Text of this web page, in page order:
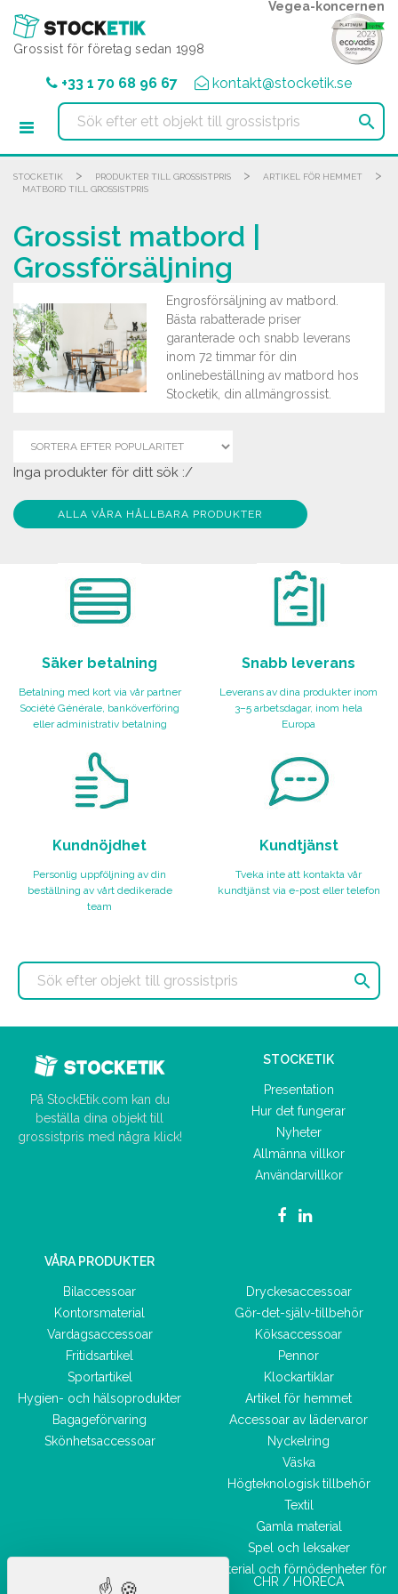
Grossist för företag sedan 1998
Vegea-koncernen
+33 1 70 68 96 67 kontakt@stocketik.se

STOCKETIK > PRODUKTER TILL GROSSISTPRIS > ARTIKEL FÖR HEMMET >
MATBORD TILL GROSSISTPRIS
Grossist matbord |
Grossförsäljning
Engrosförsäljning av matbord.
Bästa rabatterade priser
garanterade och snabb leverans
inom 72 timmar för din
onlinebeställning av matbord hos
Stocketik, din allmängrossist.
Inga produkter för ditt sök :/
ALLA VÅRA HÅLLBARA PRODUKTER
Säker betalning
Betalning med kort via vår partner
Société Générale, banköverföring
eller administrativ betalning
Snabb leverans
Leverans av dina produkter inom
3–5 arbetsdagar, inom hela
Europa
Kundnöjdhet
Personlig uppföljning av din
beställning av vårt dedikerade
team
Kundtjänst
Tveka inte att kontakta vår
kundtjänst via e-post eller telefon

På StockEtik.com kan du
beställa dina objekt till
grossistpris med några klick!
STOCKETIK
Presentation
Hur det fungerar
Nyheter
Allmänna villkor
Användarvillkor
VÅRA PRODUKTER
Bilaccessoar
Kontorsmaterial
Vardagsaccessoar
Fritidsartikel
Sportartikel
Hygien- och hälsoprodukter
Bagageförvaring
Skönhetsaccessoar
Dryckesaccessoar
Gör-det-själv-tillbehör
Köksaccessoar
Pennor
Klockartiklar
Artikel för hemmet
Accessoar av lädervaror
Nyckelring
Väska
Högteknologisk tillbehör
Textil
Gamla material
Spel och leksaker
Material och förnödenheter för
CHR / HORECA